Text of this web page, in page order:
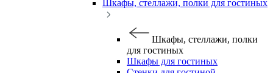
Шкафы, стеллажи, полки для гостиных
Шкафы, стеллажи, полки
для гостиных
Шкафы для гостиных